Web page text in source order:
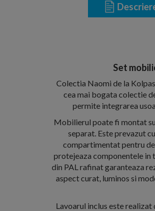
Set
Colectia Naomi de la
cea mai bogata colectie
permite integrarea
Mobilierul poate fi montat
separat. Este prevazut
compartimentat pentru
protejeaza componentele in
din PAL rafinat garanteaza
aspect curat, luminos si
Lavoarul inclus este